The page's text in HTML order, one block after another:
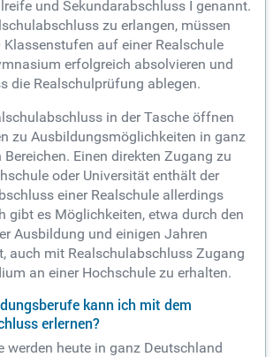
und Sekundarabschluss I genannt.
zu erlangen, müssen
Klassenstufen auf einer Realschule
erfolgreich absolvieren und
die Realschulprüfung ablegen.
in der Tasche öffnen
zu Ausbildungsmöglichkeiten in ganz
Bereichen. Einen direkten Zugang zu
oder Universität enthält der
einer Realschule allerdings
gibt es Möglichkeiten, etwa durch den
Ausbildung und einigen Jahren
auch mit Realschulabschluss Zugang
an einer Hochschule zu erhalten.
kann ich mit dem
erlernen?
werden heute in ganz Deutschland